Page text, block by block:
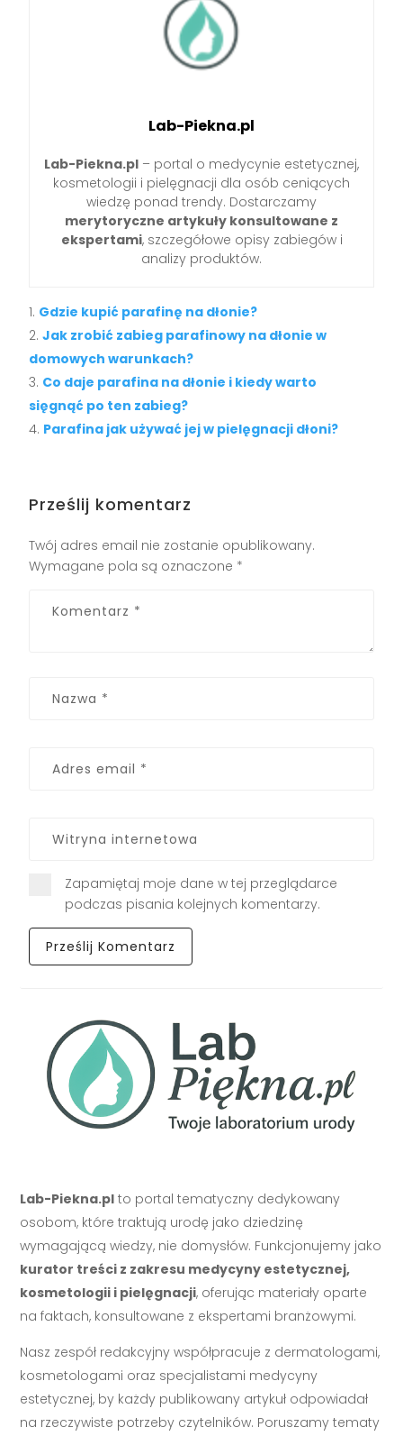
Lab-Piekna.pl
Lab-Piekna.pl – portal o medycynie estetycznej,
kosmetologii i pielęgnacji dla osób ceniących
wiedzę ponad trendy. Dostarczamy
merytoryczne artykuły konsultowane z
ekspertami, szczegółowe opisy zabiegów i
analizy produktów.
Gdzie kupić parafinę na dłonie?
Jak zrobić zabieg parafinowy na dłonie w
domowych warunkach?
Co daje parafina na dłonie i kiedy warto
sięgnąć po ten zabieg?
Parafina jak używać jej w pielęgnacji dłoni?
Prześlij komentarz
Twój adres email nie zostanie opublikowany.
Wymagane pola są oznaczone *
Zapamiętaj moje dane w tej przeglądarce
podczas pisania kolejnych komentarzy.
Lab-Piekna.pl to portal tematyczny dedykowany
osobom, które traktują urodę jako dziedzinę
wymagającą wiedzy, nie domysłów. Funkcjonujemy jako
kurator treści z zakresu medycyny estetycznej,
kosmetologii i pielęgnacji, oferując materiały oparte
na faktach, konsultowane z ekspertami branżowymi.
Nasz zespół redakcyjny współpracuje z dermatologami,
kosmetologami oraz specjalistami medycyny
estetycznej, by każdy publikowany artykuł odpowiadał
na rzeczywiste potrzeby czytelników. Poruszamy tematy